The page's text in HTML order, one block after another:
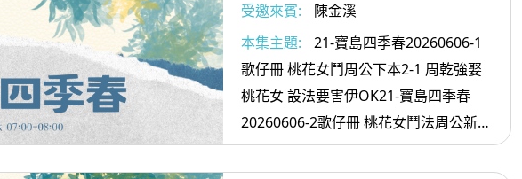
受邀來賓:
陳金溪
本集主題:
21-寶島四季春20260606-1
歌仔冊 桃花女鬥周公下本2-1 周乾強娶
桃花女 設法要害伊OK21-寶島四季春
20260606-2歌仔冊 桃花女鬥法周公新歌
2-2周乾鬥法 害人害己尚不知OK